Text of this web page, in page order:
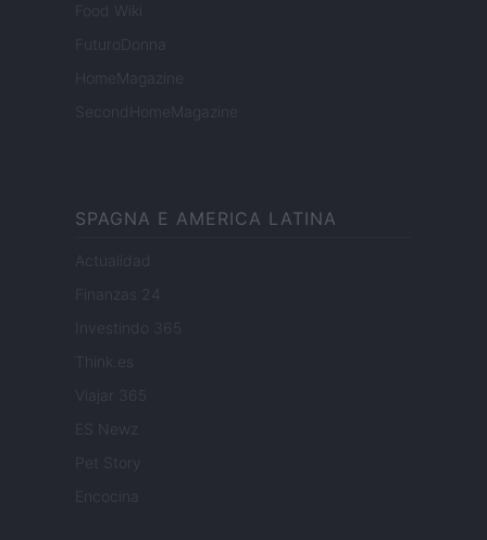
Food Wiki
FuturoDonna
HomeMagazine
SecondHomeMagazine
SPAGNA E AMERICA LATINA
Actualidad
Finanzas 24
Investindo 365
Think.es
Viajar 365
ES Newz
Encocina